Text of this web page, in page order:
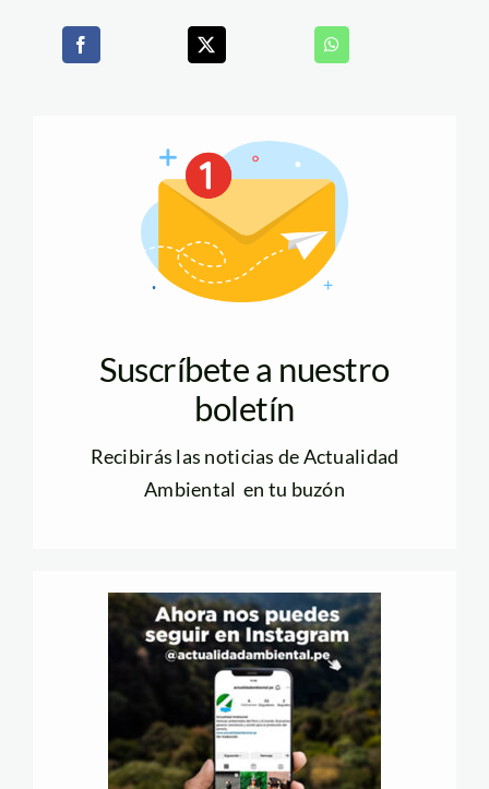
Suscríbete a nuestro
boletín
Recibirás las noticias de Actualidad
Ambiental en tu buzón